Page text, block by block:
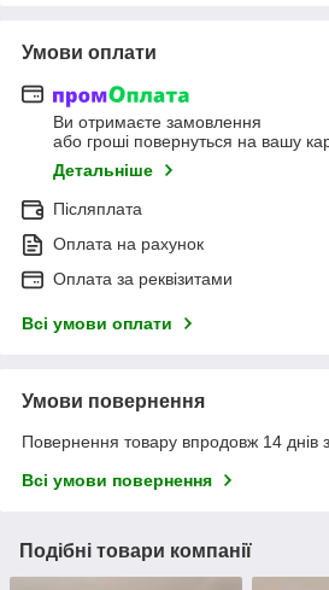
Умови оплати
Ви отримаєте замовлення
або гроші повернуться на вашу
Детальніше
Післяплата
Оплата на рахунок
Оплата за реквізитами
Всі умови оплати
Умови повернення
Повернення товару впродовж 14 днів
Всі умови повернення
Подібні товари компанії